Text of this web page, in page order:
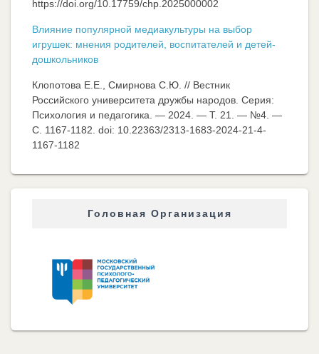
https://doi.org/10.17759/chp.2025000002
Влияние популярной медиакультуры на выбор
игрушек: мнения родителей, воспитателей и детей-
дошкольников
Клопотова Е.Е., Смирнова С.Ю. // Вестник
Российского университета дружбы народов. Серия:
Психология и педагогика. — 2024. — Т. 21. — №4. —
C. 1167-1182. doi: 10.22363/2313-1683-2024-21-4-
1167-1182
Головная Организация